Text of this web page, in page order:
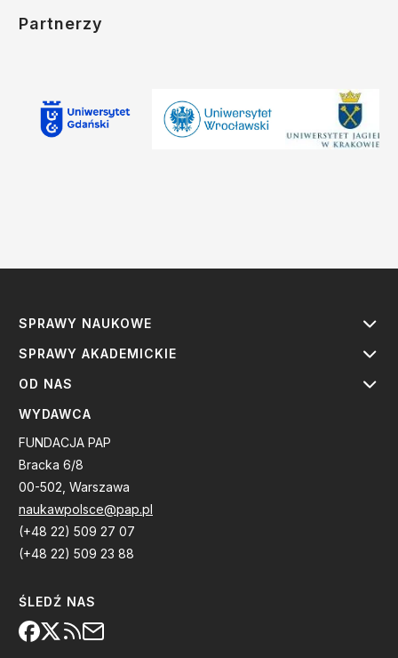
Partnerzy
SPRAWY NAUKOWE
SPRAWY AKADEMICKIE
OD NAS
WYDAWCA
FUNDACJA PAP
Bracka 6/8
00-502, Warszawa
naukawpolsce@pap.pl
(+48 22) 509 27 07
(+48 22) 509 23 88
ŚLEDŹ NAS